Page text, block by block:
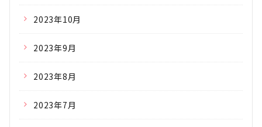
2023年10月
2023年9月
2023年8月
2023年7月